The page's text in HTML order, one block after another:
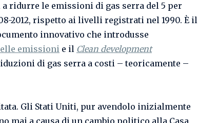
ridurre le emissioni di gas serra del 5 per
2012, rispetto ai livelli registrati nel 1990. È il
innovativo che introdusse
emissioni e il Clean development
di gas serra a costi – teoricamente –
Gli Stati Uniti, pur avendolo inizialmente
mai a causa di un cambio politico alla Casa